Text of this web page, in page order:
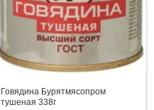
Говядина Бурятмясопром
тушеная 338г